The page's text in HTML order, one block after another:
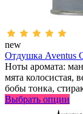
new
Отдушка Aventus
Ноты аромата:
мята колосистая,
бобы тонка,
Выбрать опции